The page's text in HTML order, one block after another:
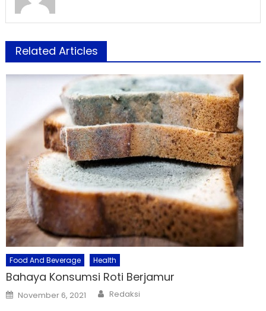
Related Articles
Food And Beverage Health
Bahaya Konsumsi Roti Berjamur
Posted
on
November 6, 2021 Author
Redaksi